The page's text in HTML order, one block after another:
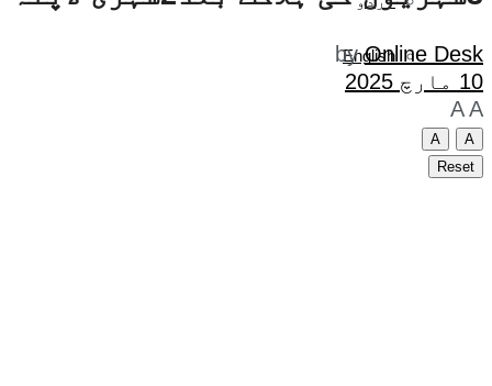
English
by Online Desk
10 مارچ 2025
A A
A
A
Reset